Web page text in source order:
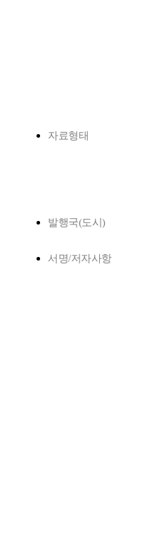
자료형태
발행국(도시)
서명/저자사항